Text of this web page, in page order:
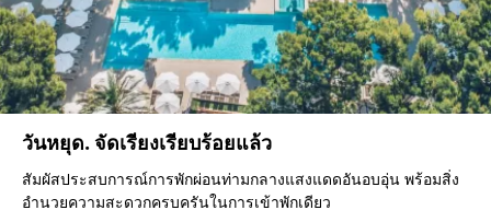
วันหยุด. จัดเรียงเรียบร้อยแล้ว
สัมผัสประสบการณ์การพักผ่อนท่ามกลางแสงแดดอันอบอุ่น พร้อมสิ่ง
อำนวยความสะดวกครบครันในการเข้าพักเดียว